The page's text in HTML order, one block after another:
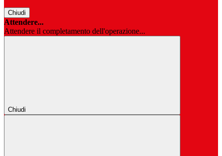
Chiudi
Attendere...
Attendere il completamento dell'operazione...
Chiudi